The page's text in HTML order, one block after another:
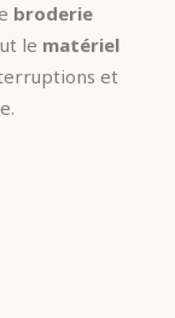
broderie
le matériel
et